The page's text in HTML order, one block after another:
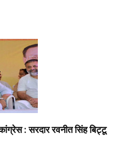
: सरदार रवनीत सिंह बिट्टू